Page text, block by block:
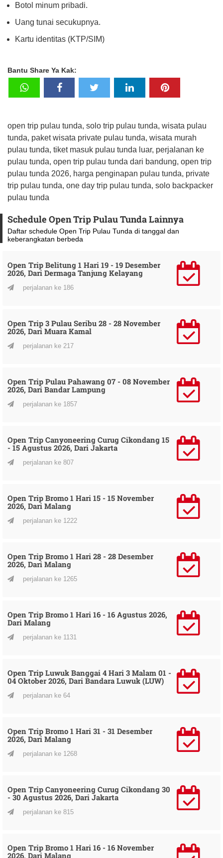
Botol minum pribadi.
Uang tunai secukupnya.
Kartu identitas (KTP/SIM)
Bantu Share Ya Kak:
open trip pulau tunda, solo trip pulau tunda, wisata pulau
tunda, paket wisata private pulau tunda, wisata murah
pulau tunda, tiket masuk pulau tunda luar, perjalanan ke
pulau tunda, open trip pulau tunda dari bandung, open trip
pulau tunda 2026, harga penginapan pulau tunda, private
trip pulau tunda, one day trip pulau tunda, solo backpacker
pulau tunda
Schedule Open Trip Pulau Tunda Lainnya
Daftar schedule Open Trip Pulau Tunda di tanggal dan
keberangkatan berbeda
Open Trip Belitung 1 Hari 19 - 19 Desember
2026, Dari Dermaga Tanjung Kelayang
perjalanan ke 186
Open Trip 3 Pulau Seribu 28 - 28 November
2026, Dari Muara Kamal
perjalanan ke 217
Open Trip Pulau Pahawang 07 - 08 November
2026, Dari Bandar Lampung
perjalanan ke 1857
Open Trip Canyoneering Curug Cikondang 15
- 15 Agustus 2026, Dari Jakarta
perjalanan ke 807
Open Trip Bromo 1 Hari 15 - 15 November
2026, Dari Malang
perjalanan ke 1222
Open Trip Bromo 1 Hari 28 - 28 Desember
2026, Dari Malang
perjalanan ke 1265
Open Trip Bromo 1 Hari 16 - 16 Agustus 2026,
Dari Malang
perjalanan ke 1131
Open Trip Luwuk Banggai 4 Hari 3 Malam 01 -
04 Oktober 2026, Dari Bandara Luwuk (LUW)
perjalanan ke 64
Open Trip Bromo 1 Hari 31 - 31 Desember
2026, Dari Malang
perjalanan ke 1268
Open Trip Canyoneering Curug Cikondang 30
- 30 Agustus 2026, Dari Jakarta
perjalanan ke 815
Open Trip Bromo 1 Hari 16 - 16 November
2026, Dari Malang